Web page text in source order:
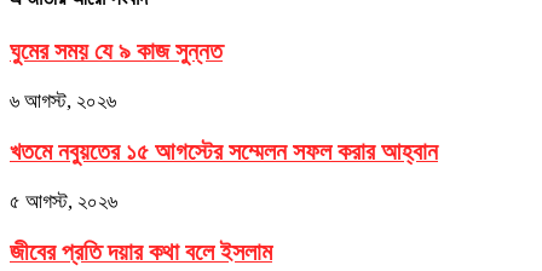
ঘুমের সময় যে ৯ কাজ সুন্নত
৬ আগস্ট, ২০২৬
খতমে নবুয়তের ১৫ আগস্টের সম্মেলন সফল করার আহ্বান
৫ আগস্ট, ২০২৬
জীবের প্রতি দয়ার কথা বলে ইসলাম